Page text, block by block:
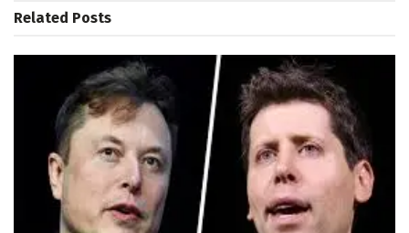
Related Posts